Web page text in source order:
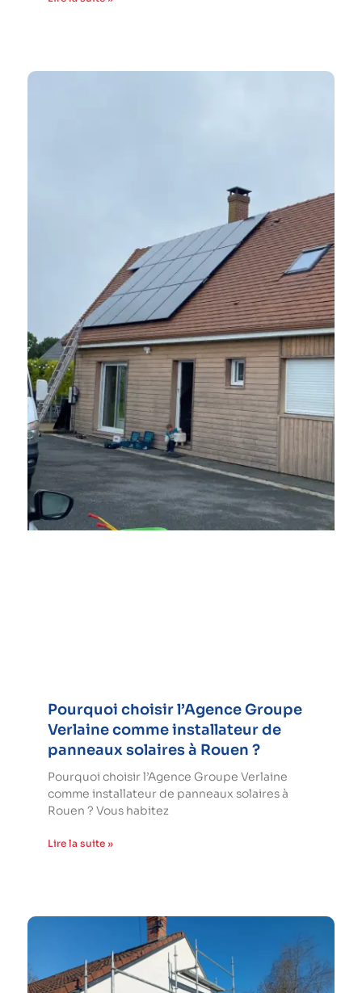
Pourquoi choisir l’Agence Groupe
Verlaine comme installateur de
panneaux solaires à Rouen ?
Pourquoi choisir l’Agence Groupe Verlaine
comme installateur de panneaux solaires à
Rouen ? Vous habitez
Lire la suite »